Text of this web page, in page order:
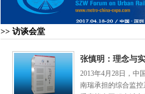
>> 访谈会堂
张慎明：理念与
2013年4月28日，
南瑞承担的综合监控